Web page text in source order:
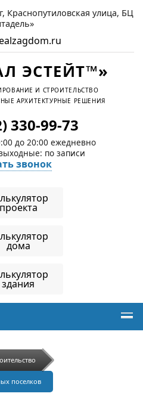
Краснопутиловская улица, БЦ
ЭСТЕЙТ™»
И СТРОИТЕЛЬСТВО
АРХИТЕКТУРНЫЕ РЕШЕНИЯ
330-99-73
до 20:00 ежедневно
по записи
звонок
проекта
дома
здания
поселков